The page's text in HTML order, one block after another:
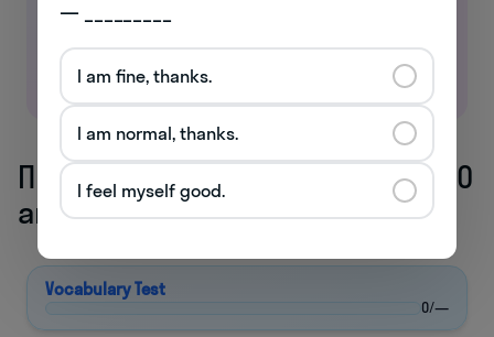
Проверьте, знаете ли вы топ-100
английских глаголов
— _________
I am fine, thanks.
I am normal, thanks.
I feel myself good.